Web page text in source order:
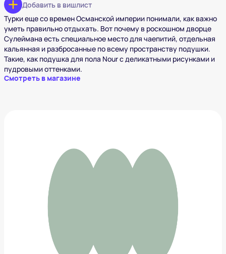
Добавить в вишлист
Турки еще со времен Османской империи понимали, как важно
уметь правильно отдыхать. Вот почему в роскошном дворце
Сулеймана есть специальное место для чаепитий, отдельная
кальянная и разбросанные по всему пространству подушки.
Такие, как подушка для пола Nour с деликатными рисунками и
пудровыми оттенками.
Смотреть в магазине